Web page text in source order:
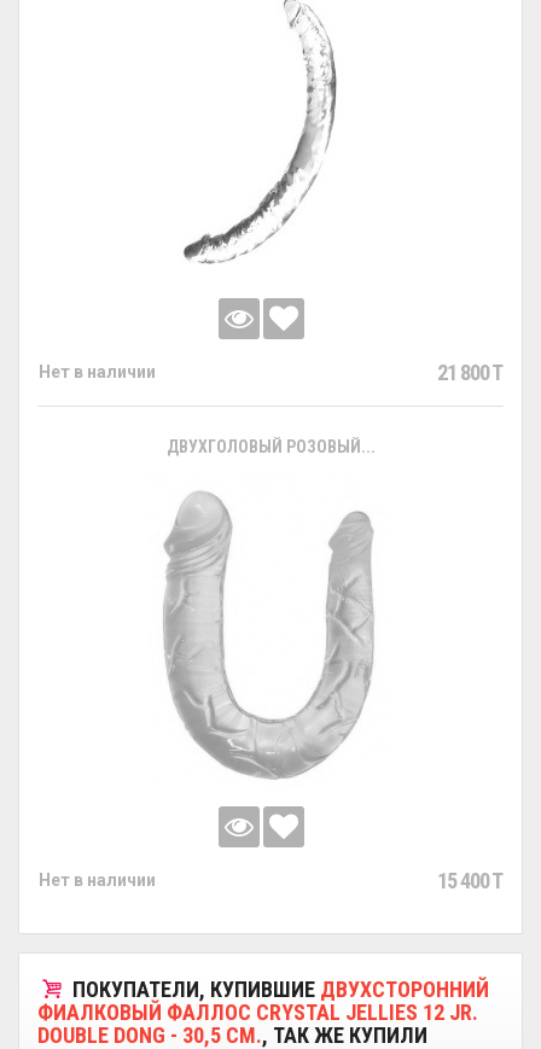
Нет в наличии 21 800 T
ДВУХГОЛОВЫЙ РОЗОВЫЙ...
Нет в наличии 15 400 T
ПОКУПАТЕЛИ, КУПИВШИЕ ДВУХСТОРОННИЙ
ФИАЛКОВЫЙ ФАЛЛОС CRYSTAL JELLIES 12 JR.
DOUBLE DONG - 30,5 СМ., ТАК ЖЕ КУПИЛИ